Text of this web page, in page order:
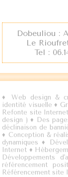
Dobeuliou :
Le
Tel :
♦Web design &
identité visuelle ♦
Refonte site Internet
design ) ♦ Des
déclinaison de
♦ Conception &
dynamiques ♦
Internet ♦
Développements
référencement
Référencement site